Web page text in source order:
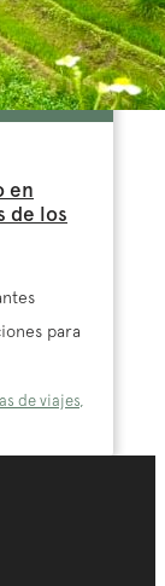
en
de los
para
de viajes,